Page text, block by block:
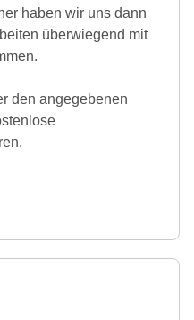
haben wir uns dann
überwiegend mit
den angegebenen